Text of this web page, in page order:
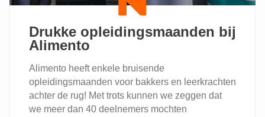
Drukke opleidingsmaanden bij
Alimento
Alimento heeft enkele bruisende
opleidingsmaanden voor bakkers en leerkrachten
achter de rug! Met trots kunnen we zeggen dat
we meer dan 40 deelnemers mochten